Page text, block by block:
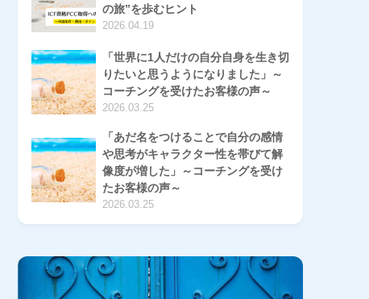
の旅”を歩むヒント
2026.04.19
「世界に1人だけの自分自身を生き切
りたいと思うようになりました」～
コーチングを受けたお客様の声～
2026.03.25
「あだ名をつけることで自分の感情
や思考がキャラクター性を帯びて解
像度が増した」～コーチングを受け
たお客様の声～
2026.03.25